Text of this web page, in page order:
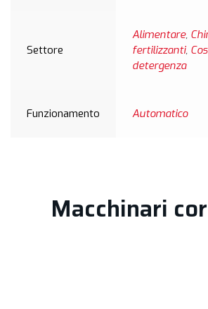
Settore
Alimentare,
fertilizzanti,
detergenza
Funzionamento Automatico
Macchinari